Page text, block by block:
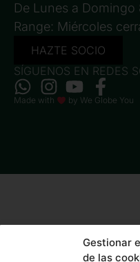
Gestionar
de las
De Lunes a
Range: Miércoles
HAZTE SOCIO
SÍGUENOS EN REDES
Made with by We Globe You